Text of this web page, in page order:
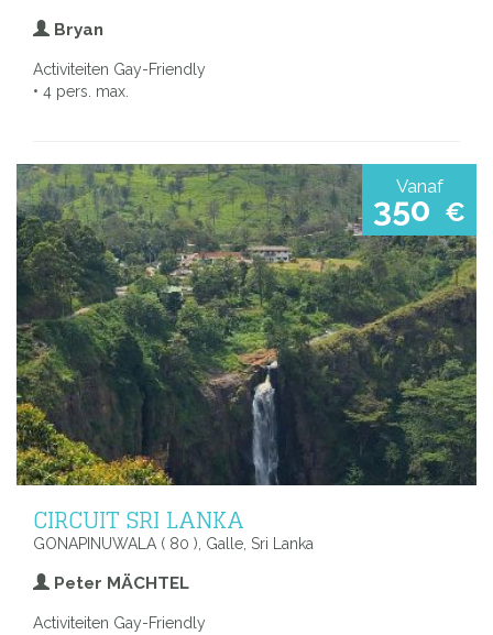
Bryan
Activiteiten Gay-Friendly
• 4 pers. max.
Vanaf
350 €
CIRCUIT SRI LANKA
GONAPINUWALA ( 80 ), Galle, Sri Lanka
Peter MÄCHTEL
Activiteiten Gay-Friendly